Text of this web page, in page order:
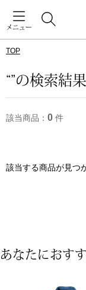
メニュー
TOP
“”の検索結果
該当商品： 0 件
該当する商品が見つ
あなたにおす